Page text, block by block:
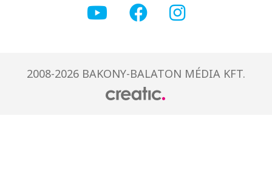
2008-2026 BAKONY-BALATON MÉDIA KFT.